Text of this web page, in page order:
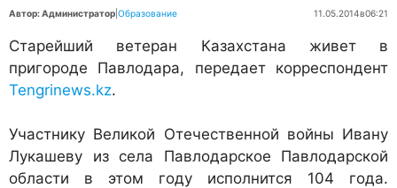
Автор: Администратор Образование 11.05.2014в06:21
Старейший ветеран Казахстана живет в
пригороде Павлодара, передает корреспондент
Tengrinews.kz.
Участнику Великой Отечественной войны Ивану
Лукашеву из села Павлодарское Павлодарской
области в этом году исполнится 104 года.